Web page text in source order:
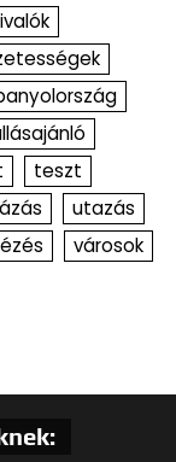
teszt
utazás
városok